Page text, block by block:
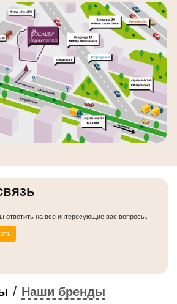
/ Наши бренды
ответить на все интересующие вас вопросы.